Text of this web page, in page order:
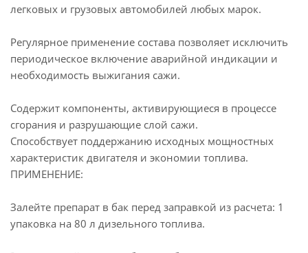
легковых и грузовых автомобилей любых марок.
Регулярное применение состава позволяет исключить
периодическое включение аварийной индикации и
необходимость выжигания сажи.
Содержит компоненты, активирующиеся в процессе
сгорания и разрушающие слой сажи.
Способствует поддержанию исходных мощностных
характеристик двигателя и экономии топлива.
ПРИМЕНЕНИЕ:
Залейте препарат в бак перед заправкой из расчета: 1
упаковка на 80 л дизельного топлива.